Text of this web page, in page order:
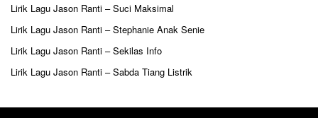
Lirik Lagu Jason Ranti – Suci Maksimal
Lirik Lagu Jason Ranti – Stephanie Anak Senie
Lirik Lagu Jason Ranti – Sekilas Info
Lirik Lagu Jason Ranti – Sabda Tiang Listrik